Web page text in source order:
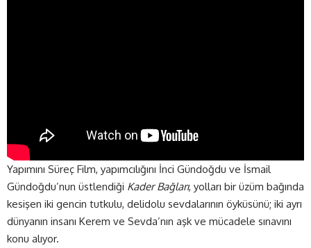
Yapımını Süreç Film, yapımcılığını İnci Gündoğdu ve İsmail
Gündoğdu’nun üstlendiği Kader Bağları, yolları bir üzüm bağında
kesişen iki gencin tutkulu, delidolu sevdalarının öyküsünü; iki ayrı
dünyanın insanı Kerem ve Sevda’nın aşk ve mücadele sınavını
konu alıyor.